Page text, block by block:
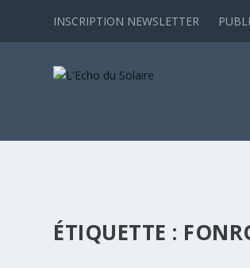
INSCRIPTION NEWSLETTER
ÉTIQUETTE :